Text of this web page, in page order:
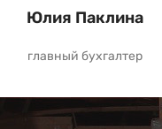
Юлия Паклина
главный бухгалтер